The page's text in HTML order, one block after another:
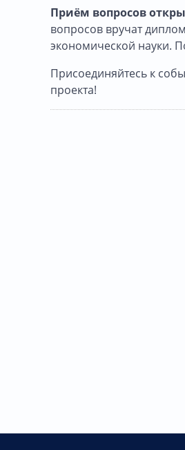
Приём вопросов
вопросов вручат
экономической науки.
Присоединяйтесь к
проекта!